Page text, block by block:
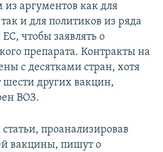
аргументов как для
и для политиков из ряда
чтобы заявлять о
препарата. Контракты на
с десятками стран, хотя
шести других вакцин,
ВОЗ.
проанализировав
вакцины, пишут о